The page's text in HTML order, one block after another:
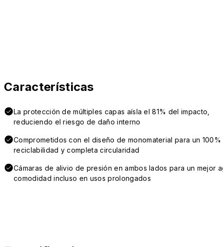
Características
La protección de múltiples capas aísla el 81% del impacto,
reduciendo el riesgo de daño interno
Comprometidos con el diseño de monomaterial para un 100%
reciclabilidad y completa circularidad
Cámaras de alivio de presión en ambos lados para un mejor
comodidad incluso en usos prolongados